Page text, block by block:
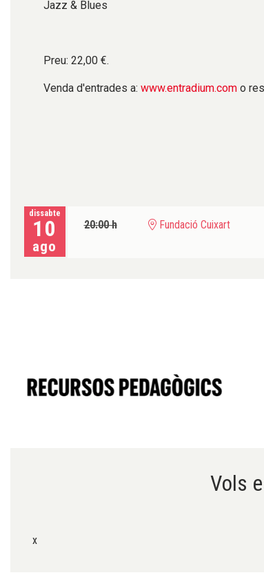
Jazz & Blues
Preu: 22,00 €.
Venda d'entrades a: www.entradium.com o
dissabte
10
ago
20:00 h Fundació Cuixart
Vols
x